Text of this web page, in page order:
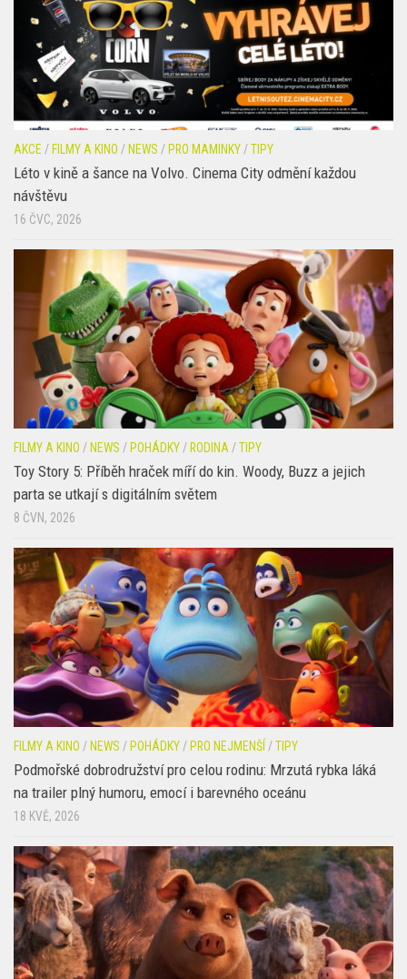
AKCE / FILMY A KINO / NEWS / PRO MAMINKY /TIPY
Léto v kině a šance na Volvo. Cinema City odmění každou
návštěvu
16 ČVC, 2026
FILMY A KINO / NEWS / POHÁDKY / RODINA /TIPY
Toy Story 5: Příběh hraček míří do kin. Woody, Buzz a jejich
parta se utkají s digitálním světem
8 ČVN, 2026
FILMY A KINO / NEWS / POHÁDKY / PRO NEJMENŠÍ /TIPY
Podmořské dobrodružství pro celou rodinu: Mrzutá rybka láká
na trailer plný humoru, emocí i barevného oceánu
18 KVĚ, 2026